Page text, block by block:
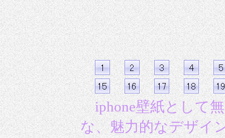
iphone壁紙として
な、魅力的なデザイ